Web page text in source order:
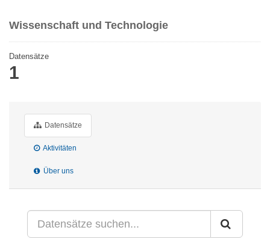
Wissenschaft und Technologie
Datensätze
1
Datensätze
Aktivitäten
Über uns